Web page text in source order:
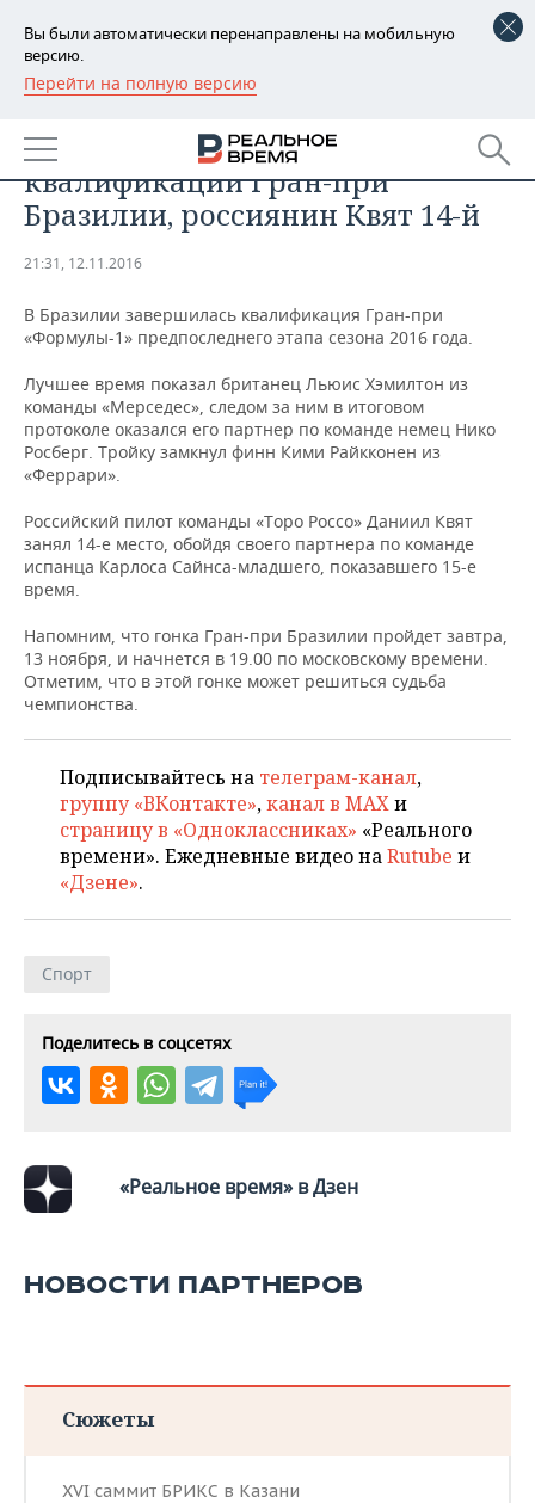
Вы были автоматически перенаправлены на мобильную
версию.
Перейти на полную версию
РЕГИОНЫ
БАШКОРТОСТАН
ТАТАРСТАН
НОВОСТИ
АНАЛИТИКА
ДЕКЛАРАЦИИ О ДОХОДАХ
ВУЗЫ ТАТАРСТАНА
КОМУ ПРИНАДЛЕЖАТ
ТОРГОВЫЕ ЦЕНТРЫ
НОВОСТИ ЭКОНОМИКИ
БАНКИ
БЮДЖЕТ
ИНВЕСТИЦИИ
ПРОМЫШЛЕННОСТЬ
ПРОМЫШЛЕННОСТИ
АГРОПРОМ
МАШИНОСТРОЕНИЕ
НЕФТЕХИМИЯ
НЕФТЬ
ОПК
ЭНЕРГЕТИКА
НОВОСТИ НЕДВИЖИМОСТИ
АВТО
НОВОСТИ АВТО
БИЗНЕС
НОВОСТИ БИЗНЕСА
РОЗНИЧНАЯ ТОРГОВЛЯ
ТРАНСПОРТ
УСЛУГИ
ТЕХНОЛОГИИ
НОВОСТИ ТЕХНОЛОГИЙ
IT
МЕДИА
ТЕЛЕКОММУНИКАЦИИ
МЕРОПРИЯТИЯ
НОВОСТИ МЕРОПРИЯТИЙ
ВЫЕЗДНАЯ РЕДАКЦИЯ
БИЗНЕС-БРАНЧИ
ONLINE-КОНФЕРЕНЦИИ
ОТКРЫТАЯ ЛЕКЦИЯ
СПОРТ
НОВОСТИ СПОРТА
ФУТБОЛ
ХОККЕЙ
БАСКЕТБОЛ
КИБЕРСПОРТ
ВОДНЫЕ ВИДЫ СПОРТА
ОБЩЕСТВО
НОВОСТИ ОБЩЕСТВА
ВЛАСТЬ
ИНФРАСТРУКТУРА
КУЛЬТУРА
ОБРАЗОВАНИЕ
ФОТОГАЛЕРЕЯ
СЮЖЕТЫ
СПРАВОЧНИК
СПИСОК КОМПАНИЙ
Хэмилтон стал лучшим в
квалификации Гран-при
Бразилии, россиянин Квят 14-й
21:31, 12.11.2016
В Бразилии завершилась квалификация Гран-при
«Формулы-1» предпоследнего этапа сезона 2016 года.
Лучшее время показал британец Льюис Хэмилтон из
команды «Мерседес», следом за ним в итоговом
протоколе оказался его партнер по команде немец Нико
Росберг. Тройку замкнул финн Кими Райкконен из
«Феррари».
Российский пилот команды «Торо Россо» Даниил Квят
занял 14-е место, обойдя своего партнера по команде
испанца Карлоса Сайнса-младшего, показавшего 15-е
время.
Напомним, что гонка Гран-при Бразилии пройдет завтра,
13 ноября, и начнется в 19.00 по московскому времени.
Отметим, что в этой гонке может решиться судьба
чемпионства.
Подписывайтесь на телеграм-канал,
группу «ВКонтакте»,канал в MAXи
страницу в «Одноклассниках» «Реального
времени». Ежедневные видео наRutube и
«Дзене».
Спорт
Поделитесь в соцсетях
«Реальное время» в Дзен
НОВОСТИ ПАРТНЕРОВ
Сюжеты
XVI саммит БРИКС в Казани